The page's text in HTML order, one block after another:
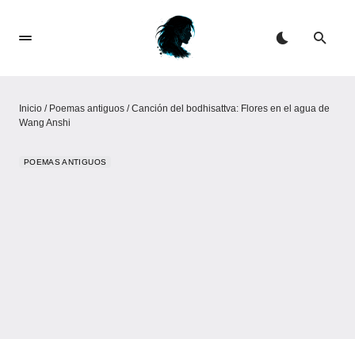
Inicio / Poemas antiguos /Canción del bodhisattva: Flores en el agua de
Wang Anshi
POEMAS ANTIGUOS